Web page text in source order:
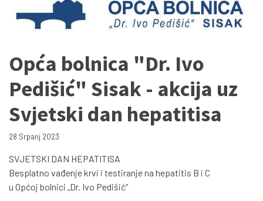
Opća bolnica "Dr. Ivo
Pedišić" Sisak - akcija uz
Svjetski dan hepatitisa
28 Srpanj 2023
SVJETSKI DAN HEPATITISA
Besplatno vađenje krvi i testiranje na hepatitis B i C
u Općoj bolnici „Dr. Ivo Pedišić“